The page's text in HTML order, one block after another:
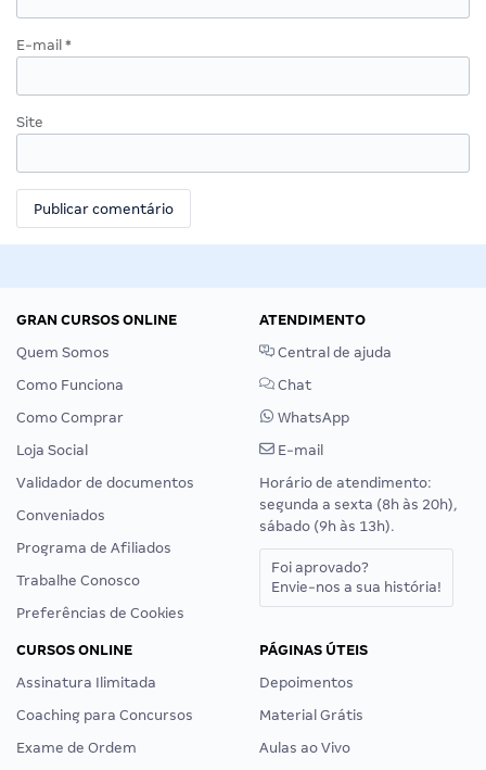
E-mail *
Site
GRAN CURSOS ONLINE
Quem Somos
Como Funciona
Como Comprar
Loja Social
Validador de documentos
Conveniados
Programa de Afiliados
Trabalhe Conosco
Preferências de Cookies
ATENDIMENTO
Central de ajuda
Chat
WhatsApp
E-mail
Horário de atendimento:
segunda a sexta (8h às 20h),
sábado (9h às 13h).
Foi aprovado?
Envie-nos a sua história!
CURSOS ONLINE
Assinatura Ilimitada
Coaching para Concursos
Exame de Ordem
PÁGINAS ÚTEIS
Depoimentos
Material Grátis
Aulas ao Vivo